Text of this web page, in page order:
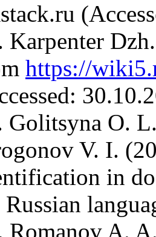
Karpenter
https://
Golitsyna O.
V. I.
in
Romanov A.